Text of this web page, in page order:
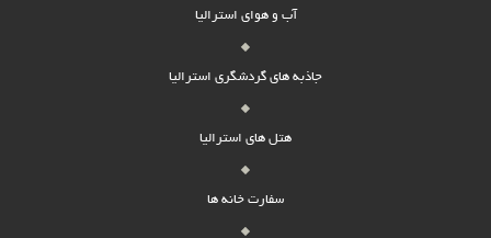
آب و هوای استرالیا
جاذبه های گردشگری استرالیا
هتل های استرالیا
سفارت خانه ها